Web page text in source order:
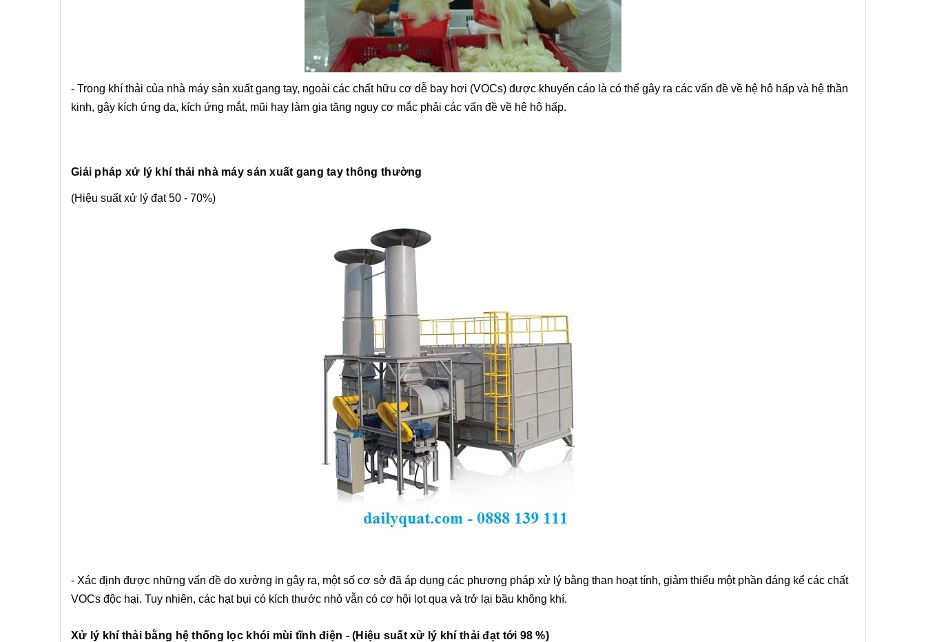
- Trong khí thải của nhà máy sản xuất gang tay, ngoài các chất hữu cơ dễ bay hơi (VOCs) được khuyến cáo là có thể gây ra các vấn đề về hệ hô hấp và hệ thần
kinh, gây kích ứng da, kích ứng mắt, mũi hay làm gia tăng nguy cơ mắc phải các vấn đề về hệ hô hấp.
Giải pháp xử lý khí thải nhà máy sản xuất gang tay thông thường
(Hiệu suất xử lý đạt 50 - 70%)
- Xác định được những vấn đề do xưởng in gây ra, một số cơ sở đã áp dụng các phương pháp xử lý bằng than hoạt tính, giảm thiểu một phần đáng kể các chất
VOCs độc hại. Tuy nhiên, các hạt bụi có kích thước nhỏ vẫn có cơ hội lọt qua và trở lại bầu không khí.
Xử lý khí thải bằng hệ thống lọc khói mùi tĩnh điện - (Hiệu suất xử lý khí thải đạt tới 98 %)